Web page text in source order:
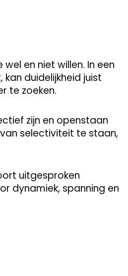
en niet willen. In een
duidelijkheid juist
te zoeken.
zijn en openstaan
selectiviteit te staan,
uitgesproken
dynamiek, spanning en